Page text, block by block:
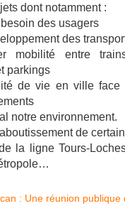
dont notamment :
des usagers
des
mobilité entre
parkings
de vie en ville face
notre environnement.
de
la ligne Tours-